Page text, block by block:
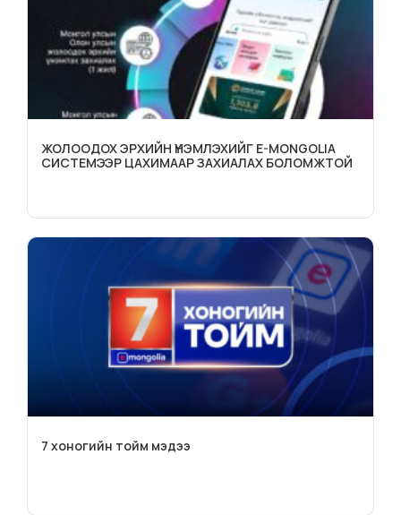
ЖОЛООДОХ ЭРХИЙН ҮНЭМЛЭХИЙГ E-MONGOLIA
СИСТЕМЭЭР ЦАХИМААР ЗАХИАЛАХ БОЛОМЖТОЙ
7 хоногийн тойм мэдээ